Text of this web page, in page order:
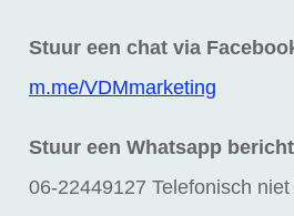
Stuur een chat via
m.me/VDMmarketing
Stuur een Whatsapp
06-22449127 Telefonisch